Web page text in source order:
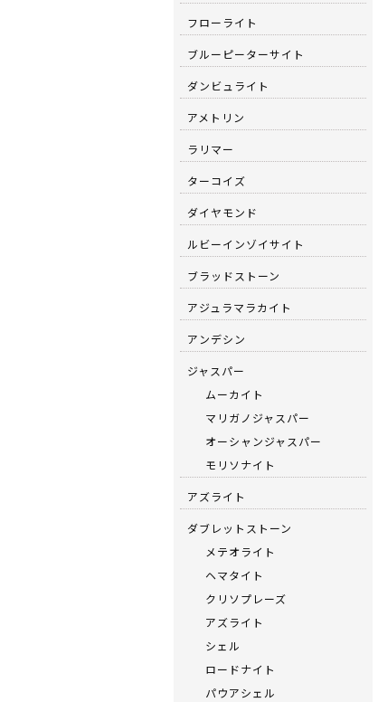
フローライト
ブルーピーターサイト
ダンビュライト
アメトリン
ラリマー
ターコイズ
ダイヤモンド
ルビーインゾイサイト
ブラッドストーン
アジュラマラカイト
アンデシン
ジャスパー
ムーカイト
マリガノジャスパー
オーシャンジャスパー
モリソナイト
アズライト
ダブレットストーン
メテオライト
ヘマタイト
クリソプレーズ
アズライト
シェル
ロードナイト
パウアシェル